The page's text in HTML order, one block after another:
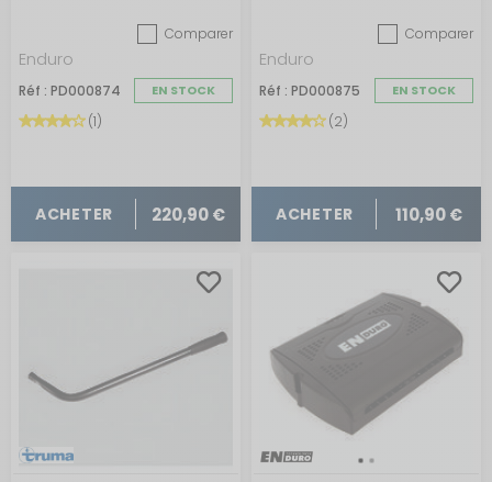
Comparer
Enduro
Réf : PD000874 EN STOCK
(1)
ACHETER 220,90 €
Comparer
Enduro
Réf : PD000875 EN STOCK
(2)
ACHETER 110,90 €